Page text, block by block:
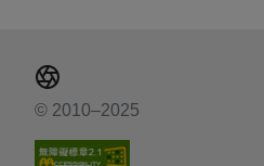
© 2010–2025